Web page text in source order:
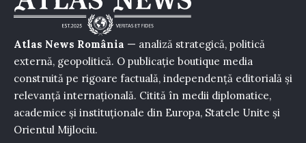
Atlas News România — analiză strategică, politică
externă, geopolitică. O publicație boutique media
construită pe rigoare factuală, independență editorială și
relevanță internațională. Citită în medii diplomatice,
academice și instituționale din Europa, Statele Unite și
Orientul Mijlociu.